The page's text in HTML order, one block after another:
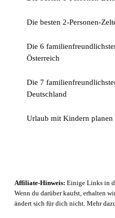
Die besten 2-Personen-
Die 6
Österreich
Die 7
Deutschland
Urlaub mit Kindern planen
Affiliate-Hinweis: Einige Links in
Wenn du darüber kaufst, erhalten
ändert sich für dich nicht. Mehr